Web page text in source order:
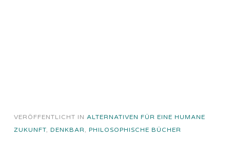
VERÖFFENTLICHT IN ALTERNATIVEN FÜR EINE HUMANE
ZUKUNFT, DENKBAR, PHILOSOPHISCHE BÜCHER